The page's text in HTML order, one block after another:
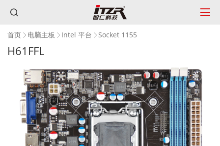
首页 电脑主板 Intel 平台 Socket 1155
H61FFL